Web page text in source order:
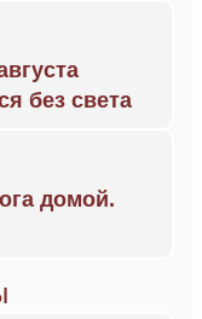
без света
домой.